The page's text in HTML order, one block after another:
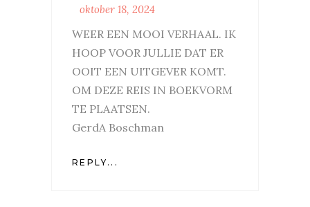
oktober 18, 2024
WEER EEN MOOI VERHAAL. IK
HOOP VOOR JULLIE DAT ER
OOIT EEN UITGEVER KOMT.
OM DEZE REIS IN BOEKVORM
TE PLAATSEN.
GerdA Boschman
REPLY...